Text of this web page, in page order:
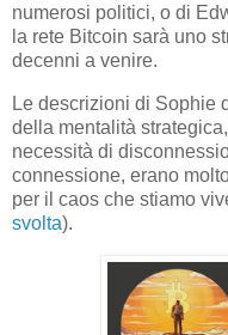
numerosi politici, o di
la rete Bitcoin sarà uno
decenni a venire.
Le descrizioni di Sophie
della mentalità
necessità di
connessione, erano
per il caos che stiamo
svolta).